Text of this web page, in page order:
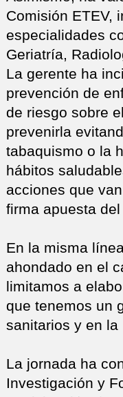
Comisión ETEV,
especialidades
Geriatría,
La gerente ha
prevención de
de riesgo sobre
prevenirla
tabaquismo o la
hábitos
acciones que
firma apuesta
En la misma
ahondado en el
limitamos a
que tenemos un
sanitarios y en la
La jornada ha
Investigación y